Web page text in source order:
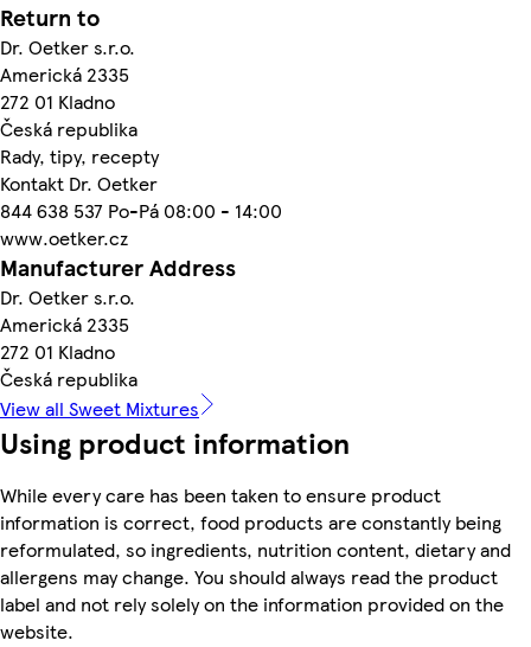
Return to
Dr. Oetker s.r.o.
Americká 2335
272 01 Kladno
Česká republika
Rady, tipy, recepty
Kontakt Dr. Oetker
844 638 537 Po-Pá 08:00 - 14:00
www.oetker.cz
Manufacturer Address
Dr. Oetker s.r.o.
Americká 2335
272 01 Kladno
Česká republika
View all Sweet Mixtures
Using product information
While every care has been taken to ensure product
information is correct, food products are constantly being
reformulated, so ingredients, nutrition content, dietary and
allergens may change. You should always read the product
label and not rely solely on the information provided on the
website.